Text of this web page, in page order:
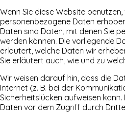
Wenn Sie diese Website
personenbezogene Daten
Daten sind Daten, mit denen Sie
werden können. Die vorliegende
erläutert, welche Daten wir
Sie erläutert auch, wie und zu
Wir weisen darauf hin, dass die
Internet (z. B. bei der
Sicherheitslücken aufweisen
Daten vor dem Zugriff durch